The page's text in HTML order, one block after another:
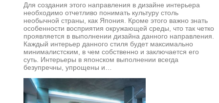
Для создания этого направления в дизайне интерьера
необходимо отчетливо понимать культуру столь
необычной страны, как Япония. Кроме этого важно знать
особенности восприятия окружающей среды, что так четко
проявляется в выполнении дизайна данного направления.
Каждый интерьер данного стиля будет максимально
минималистским, в чем собственно и заключается его
суть. Интерьеры в японском выполнении всегда
безупречны, упрощены и…